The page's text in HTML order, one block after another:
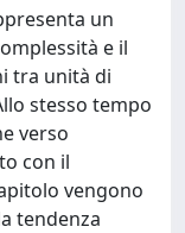
un
e il
tra unità di
stesso tempo
verso
con il
vengono
tendenza